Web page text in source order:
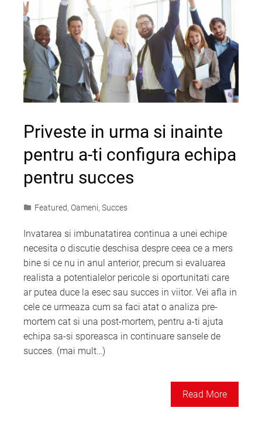
Priveste in urma si inainte
pentru a-ti configura echipa
pentru succes
Featured, Oameni, Succes
Invatarea si imbunatatirea continua a unei echipe
necesita o discutie deschisa despre ceea ce a mers
bine si ce nu in anul anterior, precum si evaluarea
realista a potentialelor pericole si oportunitati care
ar putea duce la esec sau succes in viitor. Vei afla in
cele ce urmeaza cum sa faci atat o analiza pre-
mortem cat si una post-mortem, pentru a-ti ajuta
echipa sa-si sporeasca in continuare sansele de
succes. (mai mult…)
Read More